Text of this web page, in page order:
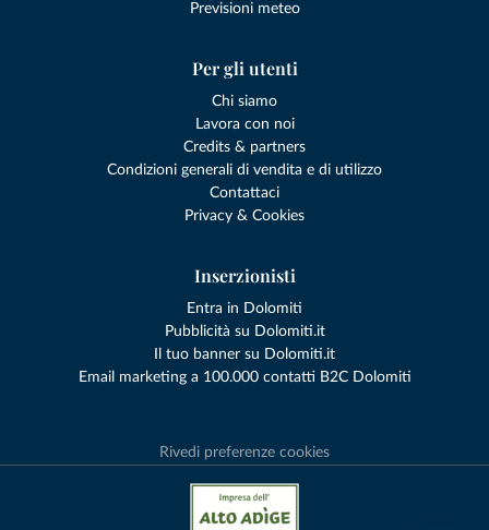
Previsioni meteo
Per gli utenti
Chi siamo
Lavora con noi
Credits & partners
Condizioni generali di vendita e di utilizzo
Contattaci
Privacy & Cookies
Inserzionisti
Entra in Dolomiti
Pubblicità su Dolomiti.it
Il tuo banner su Dolomiti.it
Email marketing a 100.000 contatti B2C Dolomiti
Rivedi preferenze cookies